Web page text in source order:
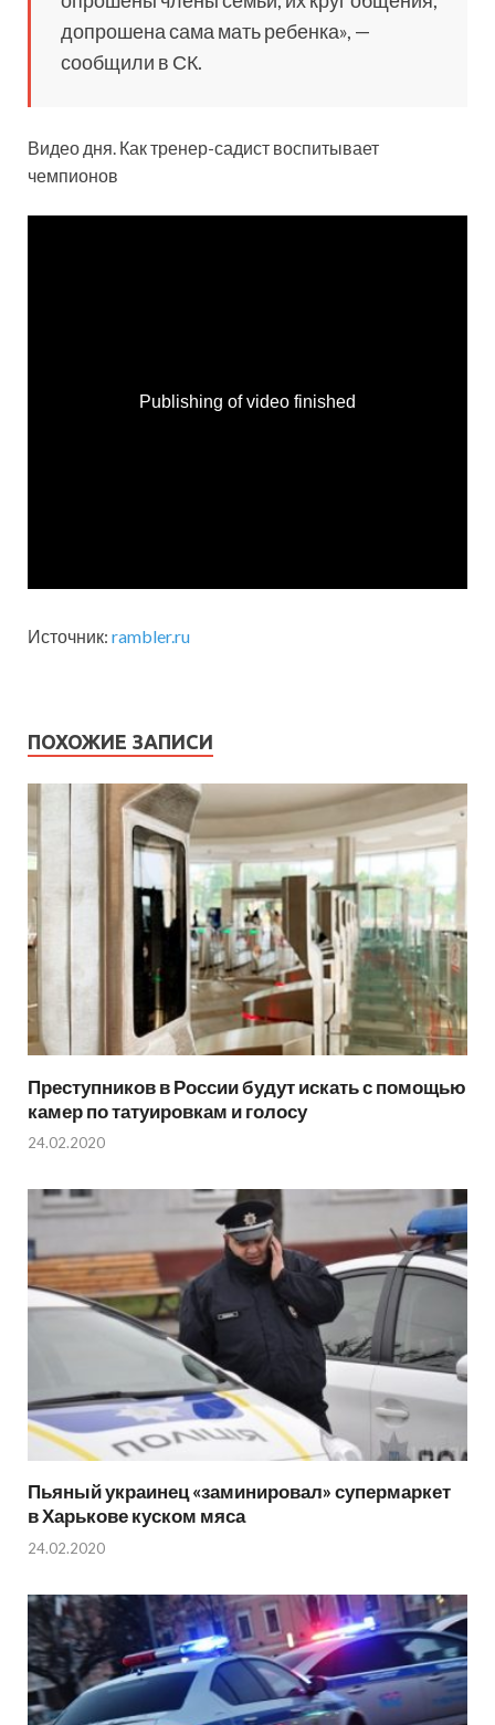
допрошена сама мать ребенка», —
сообщили в СК.
Видео дня. Как тренер-садист воспитывает
чемпионов
Источник: rambler.ru
ПОХОЖИЕ ЗАПИСИ
Преступников в России будут искать с помощью
камер по татуировкам и голосу
24.02.2020
Пьяный украинец «заминировал» супермаркет
в Харькове куском мяса
24.02.2020